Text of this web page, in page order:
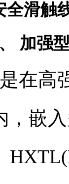
全滑触
加强
是在高
，嵌